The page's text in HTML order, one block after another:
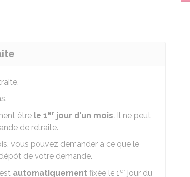
être le 1er jour d'un mois. Il ne peut
de retraite.
vous pouvez demander à ce que le
de votre demande.
automatiquement fixée le 1er jour du